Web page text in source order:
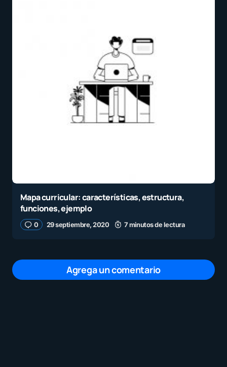
Mapa curricular: características, estructura,
funciones, ejemplo
0 29 septiembre, 2020 7 minutos de lectura
Agrega un comentario